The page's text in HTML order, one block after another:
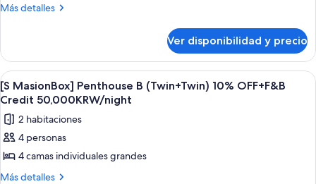
Más detalles
Más
MasionBox]
Penthouse
B
(King+Twin)
OFF+F&B
Credit
50,000KRW/night
Ver disponibilidad y precio
Ver
todas
las
fotos
de
[S
MasionBox]
Una habitación de hotel moderna
1
[S MasionBox] Penthouse B (Twin+Twin) 10% OFF+F&B
Credit 50,000KRW/night
2 habitaciones
4 personas
4 camas individuales grandes
Más detalles
Más